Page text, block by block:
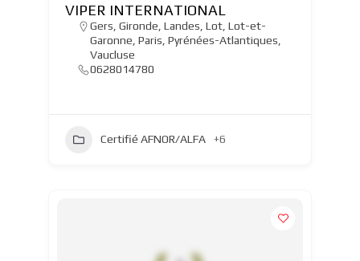
VIPER INTERNATIONAL
Gers Gironde Landes Lot, Lot-et-
Garonne Paris Pyrénées-Atlantiques
Vaucluse
0628014780
Certifié AFNOR/ALFA +6